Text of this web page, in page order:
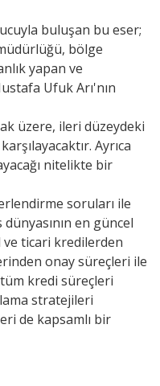
buluşan bu eser;
bölge
yapan ve
Ufuk Arı'nın
üzere, ileri düzeydeki
Ayrıca
nitelikte bir
soruları ile
en güncel
ticari kredilerden
onay süreçleri ile
kredi süreçleri
stratejileri
de kapsamlı bir